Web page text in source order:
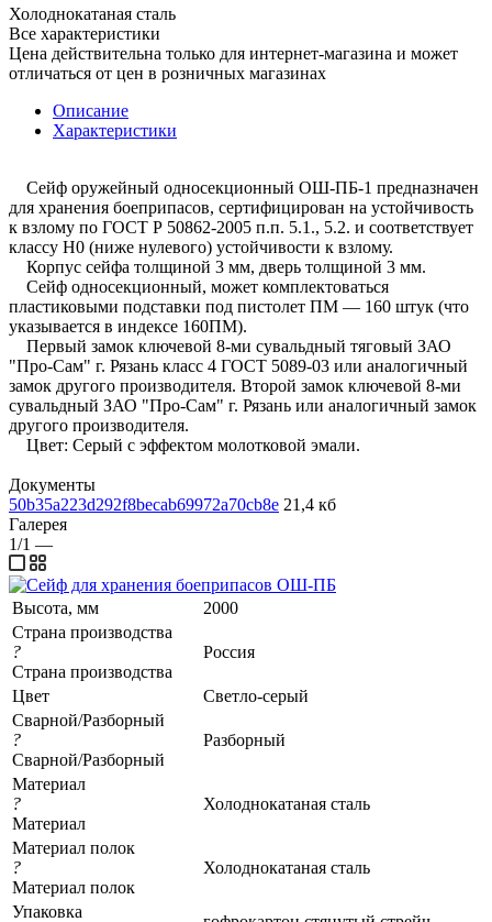
Холоднокатаная сталь
Все характеристики
Цена действительна только для интернет-магазина и может
отличаться от цен в розничных магазинах
Описание
Характеристики
Сейф оружейный односекционный ОШ-ПБ-1 предназначен
для хранения боеприпасов, сертифицирован на устойчивость
к взлому по ГОСТ Р 50862-2005 п.п. 5.1., 5.2. и соответствует
классу Н0 (ниже нулевого) устойчивости к взлому.
Корпус сейфа толщиной 3 мм, дверь толщиной 3 мм.
Сейф односекционный, может комплектоваться
пластиковыми подставки под пистолет ПМ — 160 штук (что
указывается в индексе 160ПМ).
Первый замок ключевой 8-ми сувальдный тяговый ЗАО
"Про-Сам" г. Рязань класс 4 ГОСТ 5089-03 или аналогичный
замок другого производителя. Второй замок ключевой 8-ми
сувальдный ЗАО "Про-Сам" г. Рязань или аналогичный замок
другого производителя.
Цвет: Серый с эффектом молотковой эмали.
Документы
50b35a223d292f8becab69972a70cb8e 21,4 кб
Галерея
1/1 —
Высота, мм
2000
Страна производства
?
Страна производства
Россия
Цвет
Светло-серый
Сварной/Разборный
?
Сварной/Разборный
Разборный
Материал
?
Материал
Холоднокатаная сталь
Материал полок
?
Материал полок
Холоднокатаная сталь
Упаковка